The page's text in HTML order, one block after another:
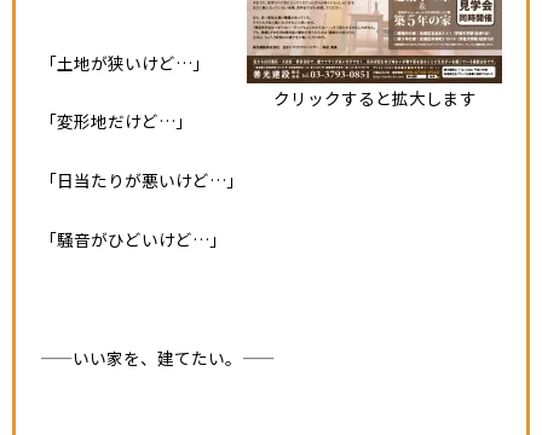
クリックすると拡大します
「土地が狭いけど…」
「変形地だけど…」
「日当たりが悪いけど…」
「騒音がひどいけど…」
―――――いい家を、建てたい。―――――